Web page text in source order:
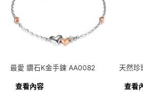
最愛 鑽石K金手鍊 AA0082
查看內容
天然珍
查看